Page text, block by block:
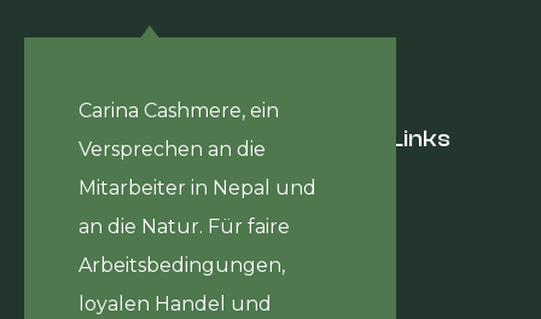
Carina Cashmere, ein
Versprechen an die
Mitarbeiter in Nepal und
an die Natur. Für faire
Arbeitsbedingungen,
loyalen Handel und
Hilfreiche Links
Journal
Über uns
Kontakt